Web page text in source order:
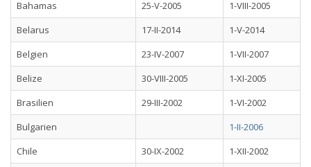
Bahamas
25-V-2005
1-VIII-2005
Belarus
17-II-2014
1-V-2014
Belgien
23-IV-2007
1-VII-2007
Belize
30-VIII-2005
1-XI-2005
Brasilien
29-III-2002
1-VI-2002
Bulgarien
1-II-2006
Chile
30-IX-2002
1-XII-2002